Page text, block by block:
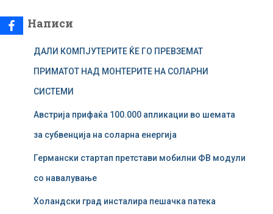
р
Написи
ДАЛИ КОМПЈУТЕРИТЕ ЌЕ ГО ПРЕВЗЕМАТ
ПРИМАТОТ НАД МОНТЕРИТЕ НА СОЛАРНИ
СИСТЕМИ
Австрија прифаќа 100.000 апликации во шемата
за субвенција на соларна енергија
Германски стартап претстави мобилни ФВ модули
со навалување
Холандски град инсталира пешачка патека